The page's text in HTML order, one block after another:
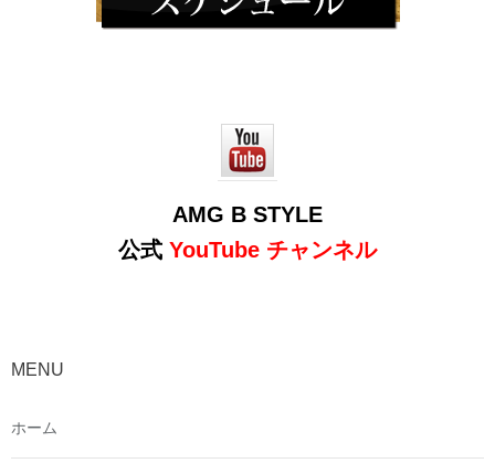
AMG B STYLE
公式 YouTube チャンネル
MENU
ホーム